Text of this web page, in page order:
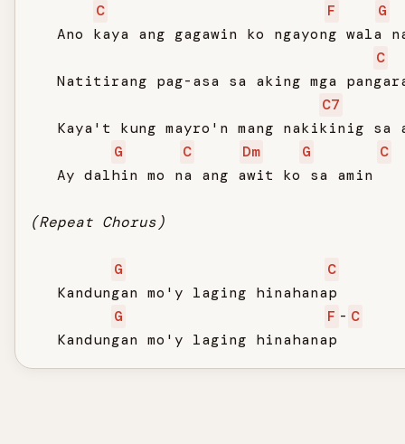
C F
G
Ano kaya ang gagawin ko ngayong wala
C
Natitirang pag-asa sa aking mga
C7
Kaya't kung mayro'n mang nakikinig sa
G
C Dm G
C
   Ay dalhin mo na ang awit ko sa amin
(Repeat Chorus)
G
C
   Kandungan mo'y laging hinahanap
G
F - C
   Kandungan mo'y laging hinahanap